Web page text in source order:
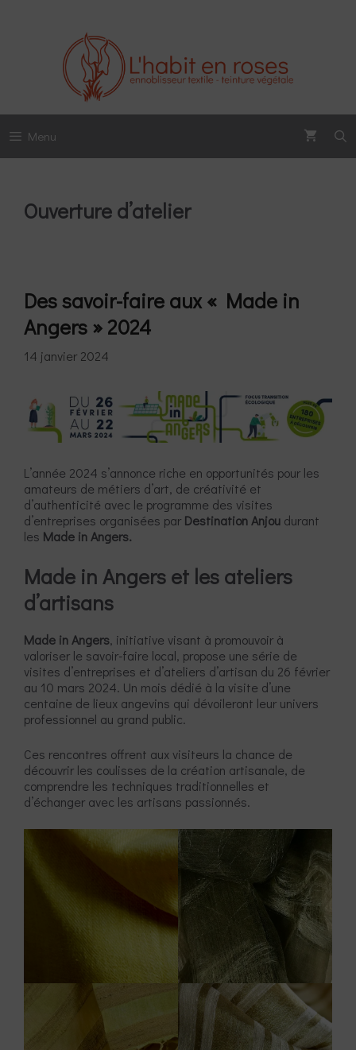
Menu
Ouverture d’atelier
Des savoir-faire aux « Made in
Angers » 2024
14 janvier 2024
L’année 2024 s’annonce riche en opportunités pour les
amateurs de métiers d’art, de créativité et
d’authenticité avec le programme des visites
d’entreprises organisées par Destination Anjou durant
les Made in Angers.
Made in Angers et les ateliers
d’artisans
Made in Angers, initiative visant à promouvoir à
valoriser le savoir-faire local, propose une série de
visites d’entreprises et d’ateliers d’artisan du 26 février
au 10 mars 2024. Un mois dédié à la visite d’une
centaine de lieux angevins qui dévoileront leur univers
professionnel au grand public.
Ces rencontres offrent aux visiteurs la chance de
découvrir les coulisses de la création artisanale, de
comprendre les techniques traditionnelles et
d’échanger avec les artisans passionnés.